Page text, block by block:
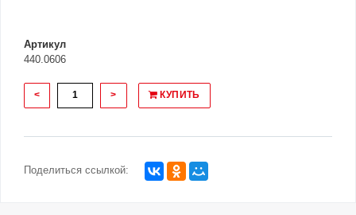
Артикул
440.0606
< > КУПИТЬ
Поделиться ссылкой: